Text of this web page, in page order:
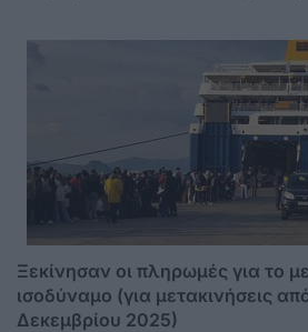
Ξεκίνησαν οι πληρωμές για το
ισοδύναμο (για μετακινήσεις
Δεκεμβρίου 2025)